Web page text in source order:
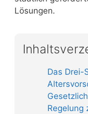
Lösungen.
Das Drei-
Regelung